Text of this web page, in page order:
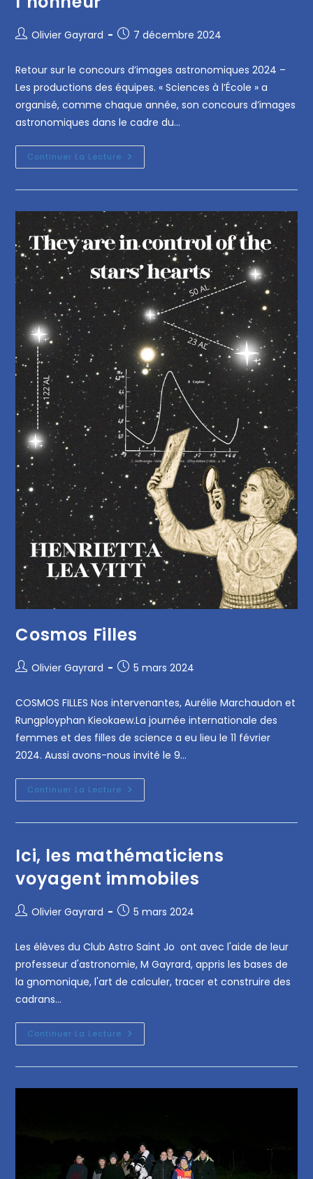
Olivier Gayrard 7 décembre 2024
Retour sur le concours d’images astronomiques 2024 –
Les productions des équipes. « Sciences à l’École » a
organisé, comme chaque année, son concours d’images
astronomiques dans le cadre du…
Continuer La Lecture
Cosmos Filles
Olivier Gayrard 5 mars 2024
COSMOS FILLES Nos intervenantes, Aurélie Marchaudon et
Rungployphan Kieokaew.La journée internationale des
femmes et des filles de science a eu lieu le 11 février
2024. Aussi avons-nous invité le 9…
Continuer La Lecture
Ici, les mathématiciens
voyagent immobiles
Olivier Gayrard 5 mars 2024
Les élèves du Club Astro Saint Jo ont avec l'aide de leur
professeur d'astronomie, M Gayrard, appris les bases de
la gnomonique, l'art de calculer, tracer et construire des
cadrans…
Continuer La Lecture